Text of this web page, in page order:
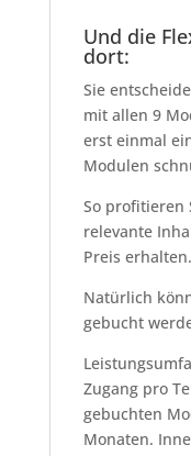
Und die
dort:
Sie
mit allen 9
erst einmal
Modulen
So profitieren
relevante
Preis erhalten.
Natürlich
gebucht
Zugang pro
gebuchten
Monaten.